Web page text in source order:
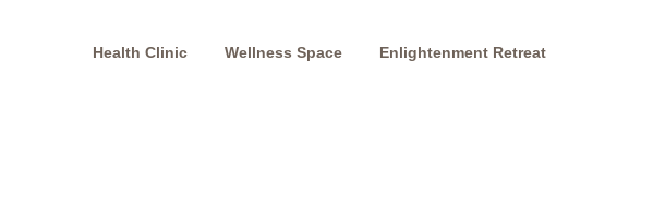
Health Clinic Wellness Space Enlightenment Retreat